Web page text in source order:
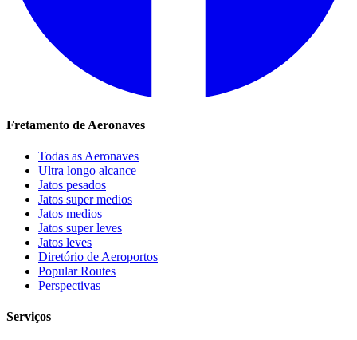
Fretamento de Aeronaves
Todas as Aeronaves
Ultra longo alcance
Jatos pesados
Jatos super medios
Jatos medios
Jatos super leves
Jatos leves
Diretório de Aeroportos
Popular Routes
Perspectivas
Serviços